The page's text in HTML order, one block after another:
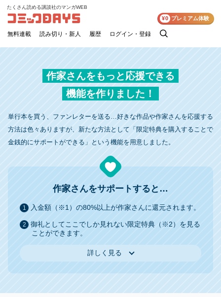
コミックDAYS
たくさん読める講談社のマンガWEB
無料連載 読み切り・新人 履歴 ログイン・登録
検
¥0 プレミアム体験
作家さんをもっと応援できる
機能を作りました！
単行本を買う、ファンレターを送る…好きな作品や作家さんを応援する
方法は色々ありますが、新たな方法として「限定特典を購入することで
金銭的にサポートができる」という機能を用意しました。
作家さんをサポートすると…
入金額（※1）の80%以上が作家さんに還元されます。
御礼としてここでしか見れない限定特典（※2）を見る
ことができます。
詳しく見る